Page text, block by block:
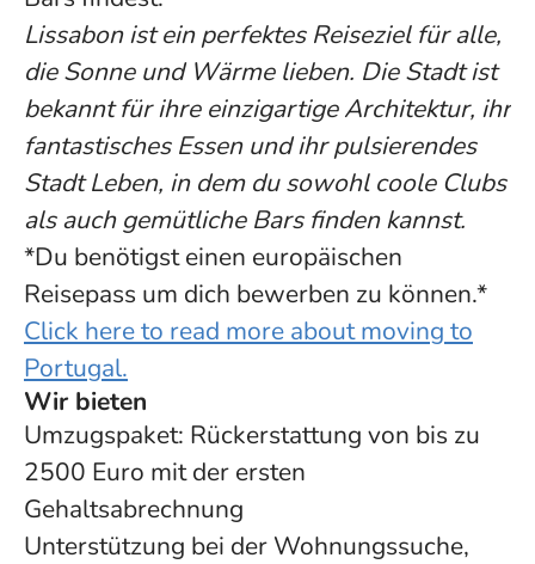
Lissabon ist ein perfektes Reiseziel für alle,
die Sonne und Wärme lieben. Die Stadt ist
bekannt für ihre einzigartige Architektur, ihr
fantastisches Essen und ihr pulsierendes
Stadt Leben, in dem du sowohl coole Clubs
als auch gemütliche Bars finden kannst.
*Du benötigst einen europäischen
Reisepass um dich bewerben zu können.*
Click here to read more about moving to
Portugal.
Wir bieten
Umzugspaket: Rückerstattung von bis zu
2500 Euro mit der ersten
Gehaltsabrechnung
Unterstützung bei der Wohnungssuche,